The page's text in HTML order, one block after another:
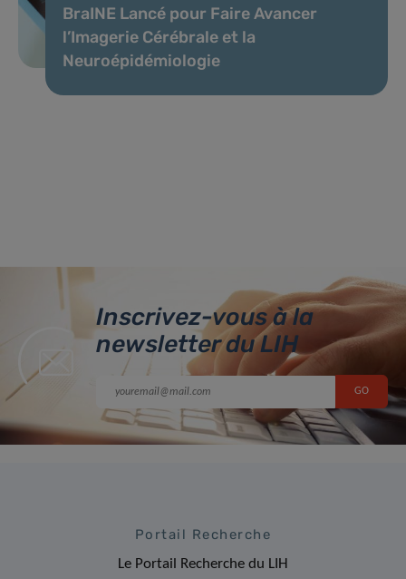
BraINE Lancé pour Faire Avancer
l’Imagerie Cérébrale et la
Neuroépidémiologie
Inscrivez-vous à la
newsletter du LIH
Portail Recherche
Le Portail Recherche du LIH